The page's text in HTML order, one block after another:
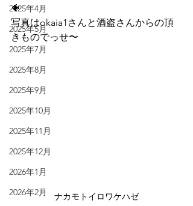
2025年4月
2025年5月
2025年7月
2025年8月
2025年9月
2025年10月
2025年11月
2025年12月
2026年1月
2026年2月
🐠
写真はokaia1さんと酒盗さんからの頂
きものでっせ〜
ナカモトイロワケハゼ